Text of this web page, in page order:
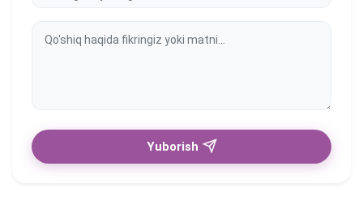
Yuborish